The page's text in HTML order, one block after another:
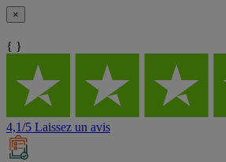
×
{ }
4,1/5 Laissez un avis